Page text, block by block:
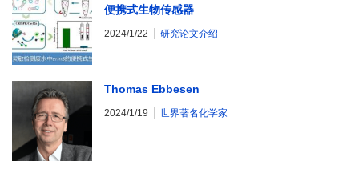
便携式生物传感器
2024/1/22 研究论文介绍
Thomas Ebbesen
2024/1/19 世界著名化学家